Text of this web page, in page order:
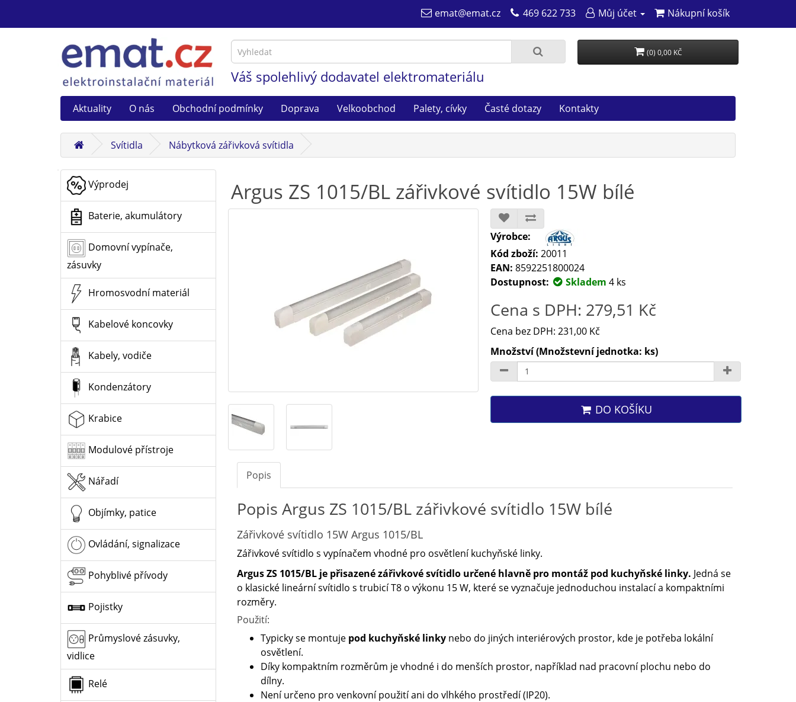
emat@emat.cz 469 622 733 Můj účet Nákupní košík
Váš spolehlivý dodavatel elektromateriálu
(0) 0,00 KČ
Aktuality O nás Obchodní podmínky Doprava Velkoobchod Palety, cívky Časté dotazy Kontakty
Svítidla Nábytková zářivková svítidla
Výprodej
Baterie, akumulátory
Domovní vypínače,
zásuvky
Hromosvodní materiál
Kabelové koncovky
Kabely, vodiče
Kondenzátory
Krabice
Modulové přístroje
Nářadí
Objímky, patice
Ovládání, signalizace
Pohyblivé přívody
Pojistky
Průmyslové zásuvky,
vidlice
Relé
Argus ZS 1015/BL zářivkové svítidlo 15W bílé
Výrobce:
Kód zboží: 20011
EAN: 8592251800024
Dostupnost:
Skladem 4 ks
Cena s DPH: 279,51 Kč
Cena bez DPH: 231,00 Kč
Množství (Množstevní jednotka: ks)
DO KOŠÍKU
Popis
Popis Argus ZS 1015/BL zářivkové svítidlo 15W bílé
Zářivkové svítidlo 15W Argus 1015/BL
Zářivkové svítidlo s vypínačem vhodné pro osvětlení kuchyňské linky.
Argus ZS 1015/BL je přisazené zářivkové svítidlo určené hlavně pro montáž pod kuchyňské linky. Jedná se
o klasické lineární svítidlo s trubicí T8 o výkonu 15 W, které se vyznačuje jednoduchou instalací a kompaktními
rozměry.
Použití:
Typicky se montuje pod kuchyňské linkynebo do jiných interiérových prostor, kde je potřeba lokální
osvětlení.
Díky kompaktním rozměrům je vhodné i do menších prostor, například nad pracovní plochu nebo do
dílny.
Není určeno pro venkovní použití ani do vlhkého prostředí (IP20).